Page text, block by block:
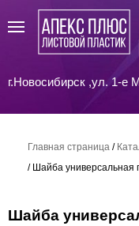
г.Новосибирск ,ул. 1-е
Главная страница /
/ Шайба универсальная
Шайба